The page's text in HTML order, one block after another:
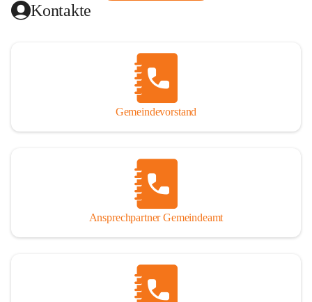
Kontakte
Gemeindevorstand
Ansprechpartner Gemeindeamt